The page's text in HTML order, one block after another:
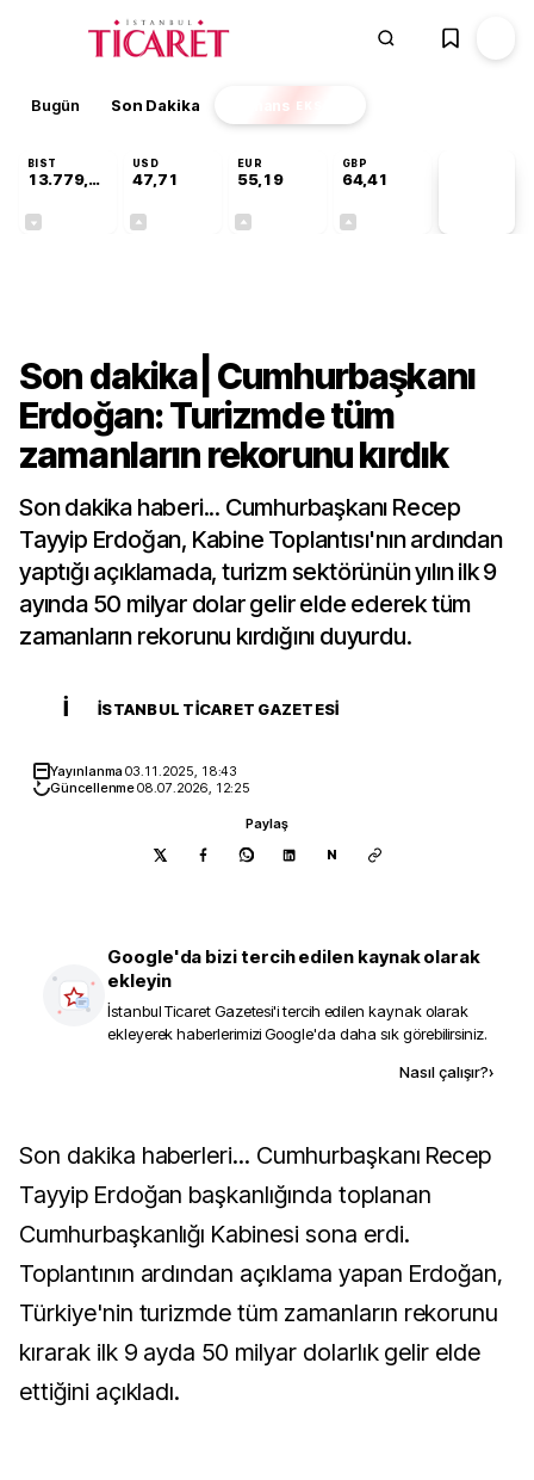
Bugün Son Dakika Finans EKSTRA
BIST
13.779,39
USD
47,71
EUR
55,19
GBP
64,41
Son dakika| Cumhurbaşkanı
Erdoğan: Turizmde tüm
zamanların rekorunu kırdık
Son dakika haberi... Cumhurbaşkanı Recep
Tayyip Erdoğan, Kabine Toplantısı'nın ardından
yaptığı açıklamada, turizm sektörünün yılın ilk 9
ayında 50 milyar dolar gelir elde ederek tüm
zamanların rekorunu kırdığını duyurdu.
İ İSTANBUL TICARET GAZETESI
Yayınlanma03.11.2025, 18:43
Güncellenme08.07.2026, 12:25
Paylaş
N
Google'da bizi tercih edilen kaynak olarak
ekleyin
İstanbul Ticaret Gazetesi'i tercih edilen kaynak olarak
ekleyerek haberlerimizi Google'da daha sık görebilirsiniz.
Nasıl çalışır?›
Son dakika haberleri... Cumhurbaşkanı Recep
Tayyip Erdoğan başkanlığında toplanan
Cumhurbaşkanlığı Kabinesi sona erdi.
Toplantının ardından açıklama yapan Erdoğan,
Türkiye'nin turizmde tüm zamanların rekorunu
kırarak ilk 9 ayda 50 milyar dolarlık gelir elde
ettiğini açıkladı.